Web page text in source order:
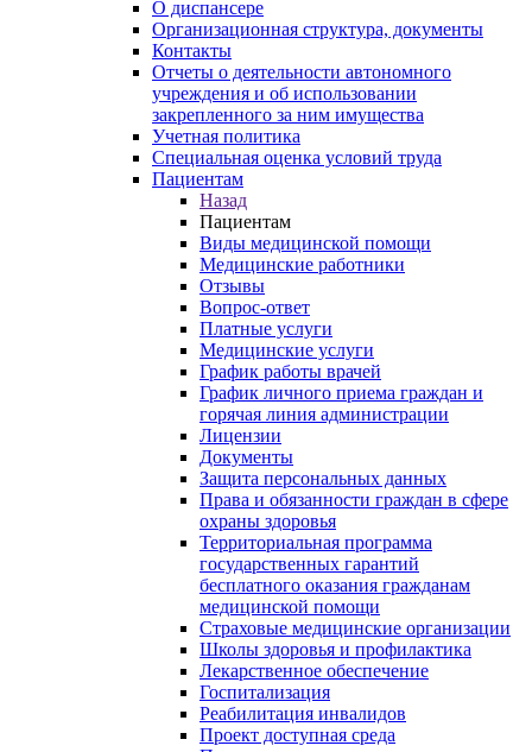
О диспансере
Организационная структура, документы
Контакты
Отчеты о деятельности автономного
учреждения и об использовании
закрепленного за ним имущества
Учетная политика
Специальная оценка условий труда
Пациентам
Назад
Пациентам
Виды медицинской помощи
Медицинские работники
Отзывы
Вопрос-ответ
Платные услуги
Медицинские услуги
График работы врачей
График личного приема граждан и
горячая линия администрации
Лицензии
Документы
Защита персональных данных
Права и обязанности граждан в сфере
охраны здоровья
Территориальная программа
государственных гарантий
бесплатного оказания гражданам
медицинской помощи
Страховые медицинские организации
Школы здоровья и профилактика
Лекарственное обеспечение
Госпитализация
Реабилитация инвалидов
Проект доступная среда